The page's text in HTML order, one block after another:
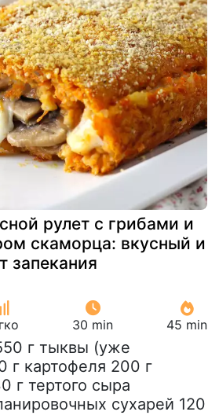
рулет с грибами и
скаморца: вкусный и
запекания
30 min 45 min
г тыквы (уже
г картофеля 200 г
г тертого сыра
сухарей 120